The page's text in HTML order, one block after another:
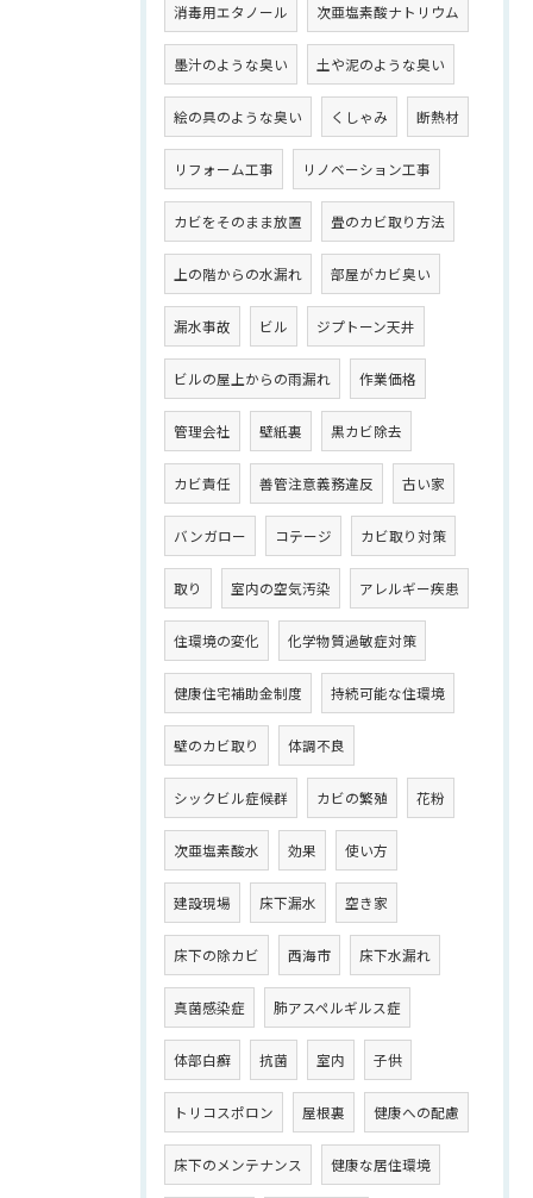
消毒用エタノール 次亜塩素酸ナトリウム
墨汁のような臭い 土や泥のような臭い
絵の具のような臭い くしゃみ 断熱材
リフォーム工事 リノベーション工事
カビをそのまま放置 畳のカビ取り方法
上の階からの水漏れ 部屋がカビ臭い
漏水事故 ビル ジプトーン天井
ビルの屋上からの雨漏れ 作業価格
管理会社 壁紙裏 黒カビ除去
カビ責任 善管注意義務違反 古い家
バンガロー コテージ カビ取り対策
取り 室内の空気汚染 アレルギー疾患
住環境の変化 化学物質過敏症対策
健康住宅補助金制度 持続可能な住環境
壁のカビ取り 体調不良
シックビル症候群 カビの繁殖 花粉
次亜塩素酸水 効果 使い方
建設現場 床下漏水 空き家
床下の除カビ 西海市 床下水漏れ
真菌感染症 肺アスペルギルス症
体部白癬 抗菌 室内 子供
トリコスポロン 屋根裏 健康への配慮
床下のメンテナンス 健康な居住環境